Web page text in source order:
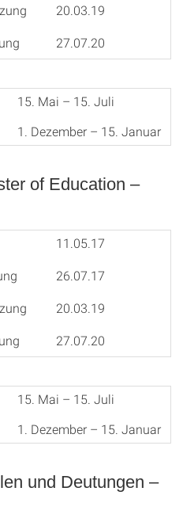
20.03.19
27.07.20
15. Mai – 15. Juli
1. Dezember – 15. Januar
of Education –
11.05.17
26.07.17
20.03.19
27.07.20
15. Mai – 15. Juli
1. Dezember – 15. Januar
und Deutungen –